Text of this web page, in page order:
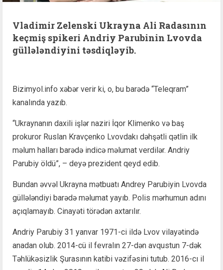
Vladimir Zelenski Ukrayna Ali Radasının
keçmiş spikeri Andriy Parubinin Lvovda
güllələndiyini təsdiqləyib.
Bizimyol.info xəbər verir ki, o, bu barədə “Teleqram”
kanalında yazıb.
“Ukraynanın daxili işlər naziri İqor Klimenko və baş
prokuror Ruslan Kravçenko Lvovdakı dəhşətli qətlin ilk
məlum halları barədə indicə məlumat verdilər. Andriy
Parubiy öldü”, – deyə prezident qeyd edib.
Bundan əvvəl Ukrayna mətbuatı Andrey Parubiyin Lvovda
güllələndiyi barədə məlumat yayıb. Polis mərhumun adını
açıqlamayıb. Cinayəti törədən axtarılır.
Andriy Parubiy 31 yanvar 1971-ci ildə Lvov vilayətində
anadan olub. 2014-cü il fevralın 27-dən avqustun 7-dək
Təhlükəsizlik Şurasının katibi vəzifəsini tutub. 2016-cı il